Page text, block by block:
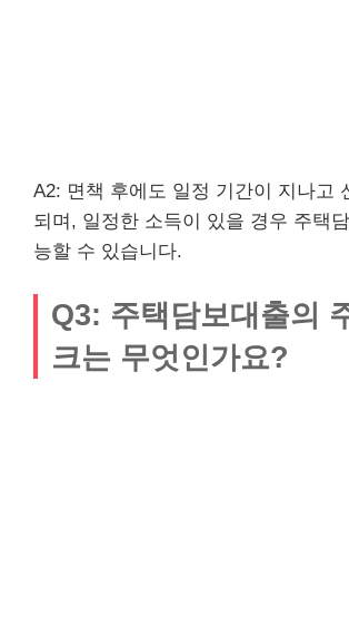
A2: 면책 후에도 일정 기간이 지나고
되며, 일정한 소득이 있을 경우 주택
능할 수 있습니다.
Q3: 주택담보대출의
크는 무엇인가요?